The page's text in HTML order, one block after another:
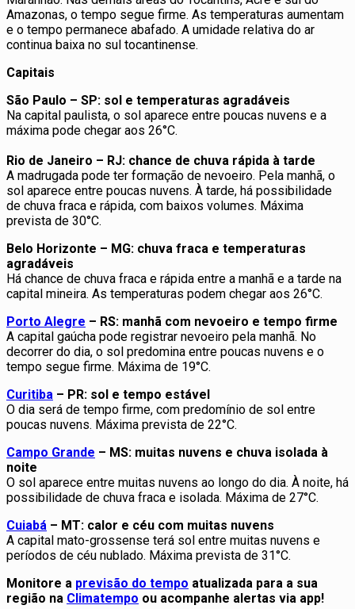
Amazonas, o tempo segue firme. As temperaturas aumentam
e o tempo permanece abafado. A umidade relativa do ar
continua baixa no sul tocantinense.
Capitais
São Paulo – SP: sol e temperaturas agradáveis
Na capital paulista, o sol aparece entre poucas nuvens e a
máxima pode chegar aos 26°C.
Rio de Janeiro – RJ: chance de chuva rápida à tarde
A madrugada pode ter formação de nevoeiro. Pela manhã, o
sol aparece entre poucas nuvens. À tarde, há possibilidade
de chuva fraca e rápida, com baixos volumes. Máxima
prevista de 30°C.
Belo Horizonte – MG: chuva fraca e temperaturas
agradáveis
Há chance de chuva fraca e rápida entre a manhã e a tarde na
capital mineira. As temperaturas podem chegar aos 26°C.
Porto Alegre – RS: manhã com nevoeiro e tempo firme
A capital gaúcha pode registrar nevoeiro pela manhã. No
decorrer do dia, o sol predomina entre poucas nuvens e o
tempo segue firme. Máxima de 19°C.
Curitiba – PR: sol e tempo estável
O dia será de tempo firme, com predomínio de sol entre
poucas nuvens. Máxima prevista de 22°C.
Campo Grande – MS: muitas nuvens e chuva isolada à
noite
O sol aparece entre muitas nuvens ao longo do dia. À noite, há
possibilidade de chuva fraca e isolada. Máxima de 27°C.
Cuiabá – MT: calor e céu com muitas nuvens
A capital mato-grossense terá sol entre muitas nuvens e
períodos de céu nublado. Máxima prevista de 31°C.
Monitore a previsão do tempo atualizada para a sua
região na Climatempo ou acompanhe alertas via app!